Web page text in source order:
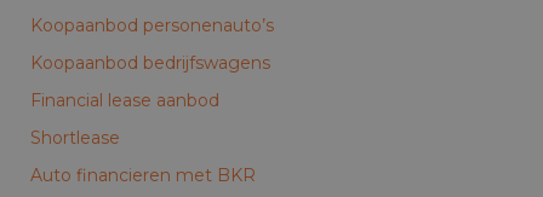
Koopaanbod personenauto’s
Koopaanbod bedrijfswagens
Financial lease aanbod
Shortlease
Auto financieren met BKR